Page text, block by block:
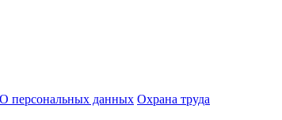
О персональных данных Охрана труда